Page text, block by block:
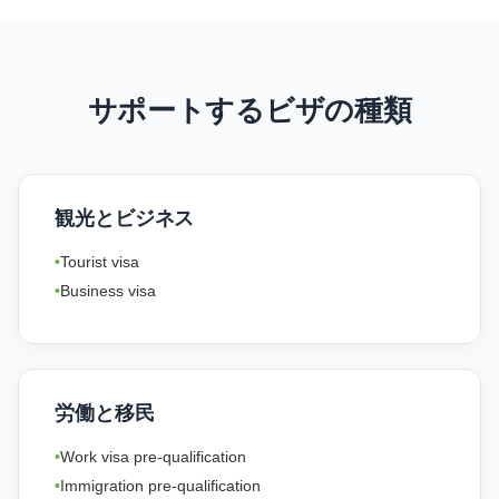
サポートするビザの種類
観光とビジネス
Tourist visa
Business visa
労働と移民
Work visa pre-qualification
Immigration pre-qualification